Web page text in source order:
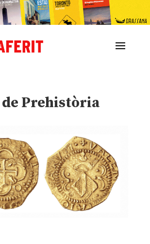
de Prehistòria